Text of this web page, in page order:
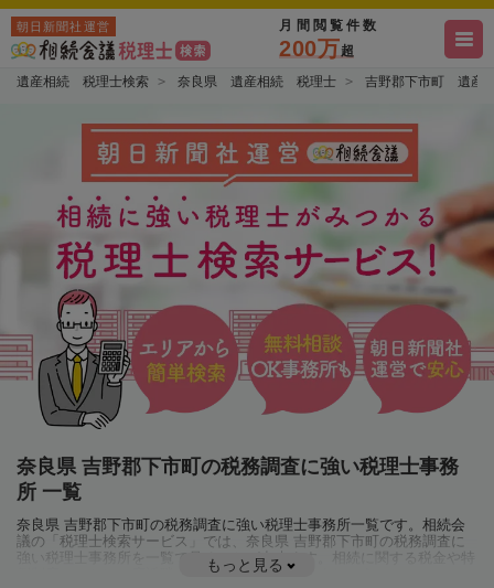
朝日新聞社運営 月間閲覧件数
200万超
遺産相続 税理士検索 奈良県 遺産相続 税理士 吉野郡下市町 遺産
奈良県 吉野郡下市町の税務調査に強い税理士事務
所 一覧
奈良県 吉野郡下市町の税務調査に強い税理士事務所一覧です。相続会
議の「税理士検索サービス」では、奈良県 吉野郡下市町の税務調査に
強い税理士事務所を一覧で見ることが出来ます。相続に関する税金や特
例制度のことは一度近隣の税理士に相談してみましょう。
もっと見る